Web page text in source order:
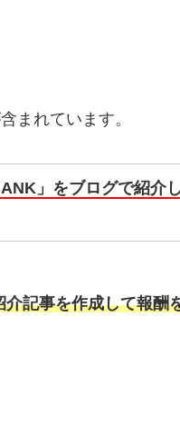
まれています。
」をブログで紹介
記事を作成して報酬